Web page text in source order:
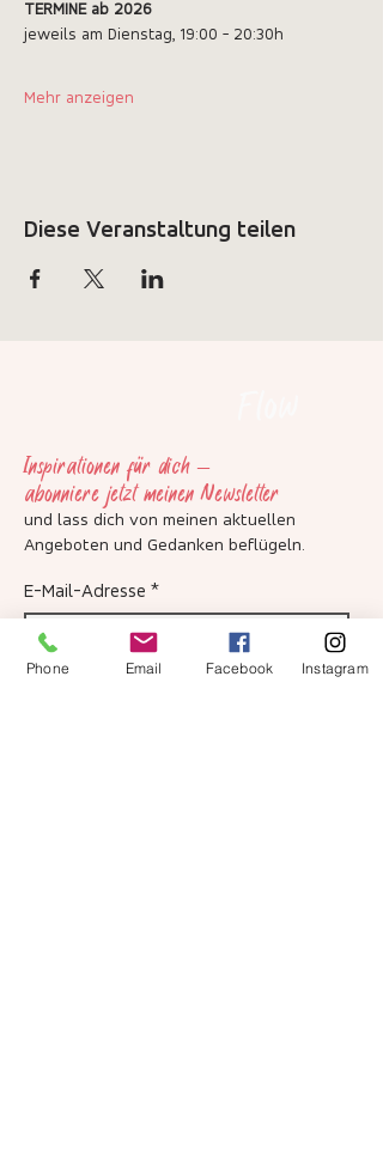
TERMINE ab 2026
jeweils am Dienstag, 19:00 - 20:30h
Mehr anzeigen
Diese Veranstaltung teilen
Inspirationen für dich –
abonniere jetzt meinen Newsletter
und lass dich von meinen aktuellen
Angeboten und Gedanken beflügeln.
E-Mail-Adresse
Phone Email Facebook Instagram